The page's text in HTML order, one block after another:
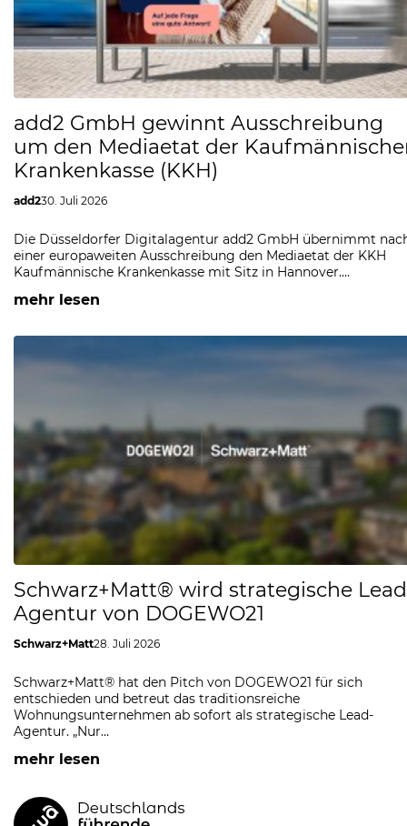
add2 GmbH gewinnt Ausschreibung
um den Mediaetat der
Krankenkasse (KKH)
add230. Juli 2026
Die Düsseldorfer Digitalagentur add2 GmbH übernimmt
einer europaweiten Ausschreibung den Mediaetat der KKH
Kaufmännische Krankenkasse mit Sitz in Hannover.…
mehr lesen
Schwarz+Matt® wird strategische
Agentur von DOGEWO21
Schwarz+Matt28. Juli 2026
Schwarz+Matt® hat den Pitch von DOGEWO21 für sich
entschieden und betreut das traditionsreiche
Wohnungsunternehmen ab sofort als strategische Lead-
Agentur. „Nur…
mehr lesen